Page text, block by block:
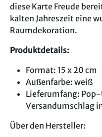
diese Karte Freude
kalten Jahreszeit eine
Raumdekoration.
Produktdetails:
Format: 15 x 20 cm
Außenfarbe: weiß
Lieferumfang:
Versandumschlag
Über den Hersteller: